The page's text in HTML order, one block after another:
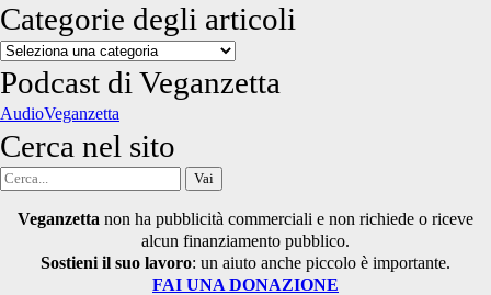
Categorie degli articoli
Categorie
degli
articoli
Podcast di Veganzetta
AudioVeganzetta
Cerca nel sito
Cerca
Veganzetta non ha pubblicità commerciali e non richiede o riceve
alcun finanziamento pubblico.
Sostieni il suo lavoro: un aiuto anche piccolo è importante.
FAI UNA DONAZIONE